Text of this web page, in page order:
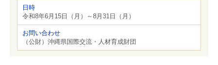
日時
令和8年6月15日（月）～8月31日（月）
お問い合わせ
（公財）沖縄県国際交流・人材育成財団